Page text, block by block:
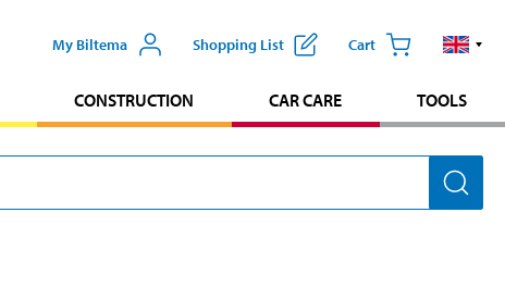
My Biltema Shopping List Cart
CONSTRUCTION CAR CARE TOOLS